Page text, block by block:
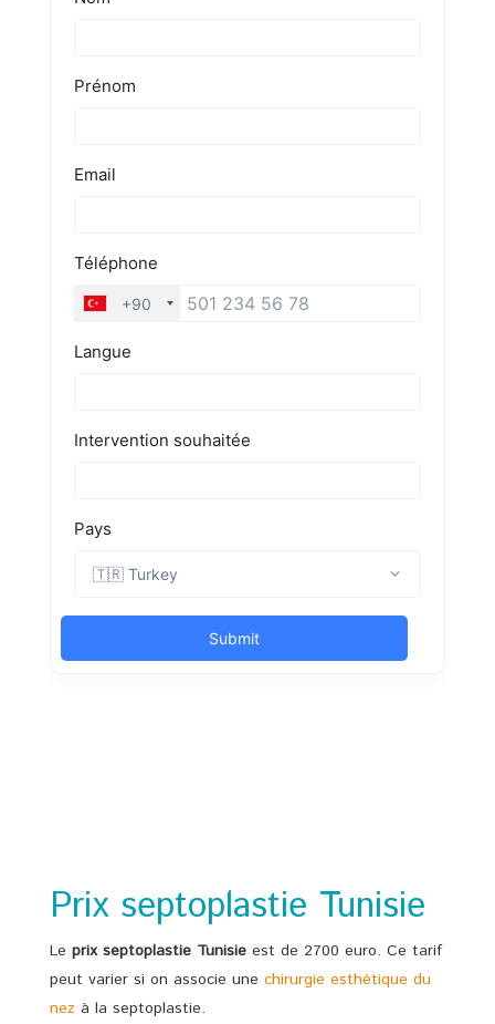
Prix septoplastie Tunisie
Le prix septoplastie Tunisie est de 2700 euro. Ce tarif
peut varier si on associe une chirurgie esthétique du
nez à la septoplastie.